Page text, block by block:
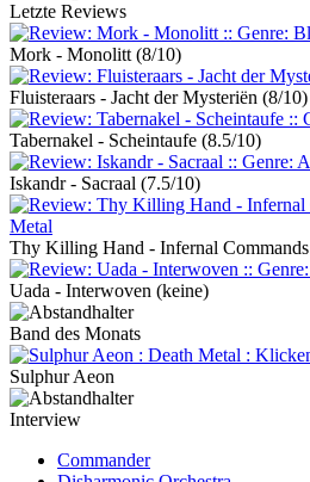
Letzte Reviews
Mork - Monolitt (8/10)
Fluisteraars - Jacht der Mysteriën (8/10)
Tabernakel - Scheintaufe (8.5/10)
Iskandr - Sacraal (7.5/10)
Thy Killing Hand - Infernal Commands
Uada - Interwoven (keine)
Band des Monats
Sulphur Aeon
Interview
Commander